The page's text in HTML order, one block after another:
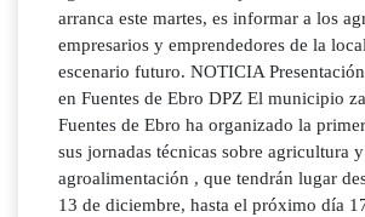
arranca este martes, es informar a los
empresarios y emprendedores de la
escenario futuro. NOTICIA
en Fuentes de Ebro DPZ El municipio
Fuentes de Ebro ha organizado la
sus jornadas técnicas sobre agricultura y
agroalimentación , que tendrán lugar
13 de diciembre, hasta el próximo día